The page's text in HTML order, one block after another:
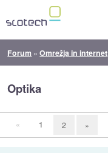
Forum »Omrežja in internet
Optika
« 1 2 »